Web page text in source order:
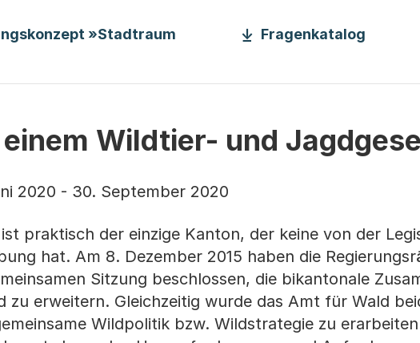
»Stadtraum
Fragenkatalog
Wildtier- und
2020 - 30. September 2020
praktisch der einzige Kanton, der keine von der
hat. Am 8. Dezember 2015 haben die
Sitzung beschlossen, die bikantonale
zu erweitern. Gleichzeitig wurde das Amt für Wald
Wildpolitik bzw. Wildstrategie zu